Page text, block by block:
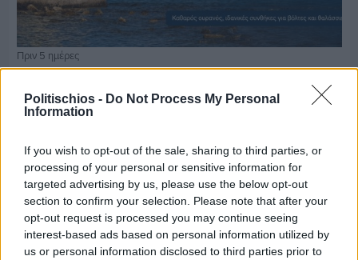
Politischios - Do Not Process My Personal
Information
If you wish to opt-out of the sale, sharing to third parties, or
processing of your personal or sensitive information for
targeted advertising by us, please use the below opt-out
section to confirm your selection. Please note that after your
opt-out request is processed you may continue seeing
interest-based ads based on personal information utilized by
us or personal information disclosed to third parties prior to
Πριν 5 ημέρες
Ο καιρός στη Χίο, σήμερα 3 Αυγούστου 2026